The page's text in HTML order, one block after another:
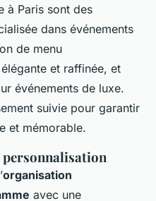
à Paris sont des
dans événements
de menu
et raffinée, et
événements de luxe.
suivie pour garantir
et mémorable.
organisation
avec une